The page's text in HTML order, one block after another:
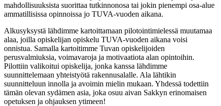
mahdollisuuksista suorittaa tutkinnonosa tai jokin pienempi osa-alue
ammatillisissa opinnoissa jo TUVA-vuoden aikana.
Alkusyksystä lähdimme kartoittamaan pilotointimielessä muutamaa
alaa, joilla opiskelijan opiskelu TUVA-vuoden aikana voisi
onnistua. Samalla kartoitimme Tuvan opiskelijoiden
perusvalmiuksia, voimavaroja ja motivaatiota alan opintoihin.
Pilottiin valikoitui opiskelija, jonka kanssa lähdimme
suunnittelemaan yhteistyötä rakennusalalle. Ala lähtikin
suunnitteluun innolla ja avoimin mielin mukaan. Yhdessä todettiin
tämän olevan sydämen asia, joka osuu aivan Sakkyn erinomaisen
opetuksen ja ohjauksen ytimeen!